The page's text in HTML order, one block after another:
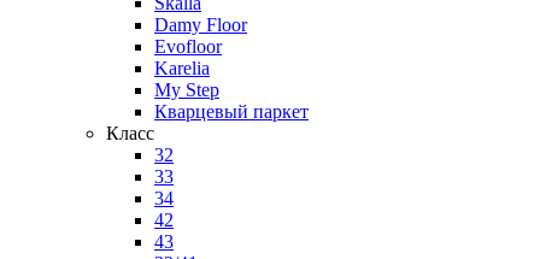
Damy Floor
Evofloor
Karelia
My Step
Кварцевый паркет
Класс
32
33
34
42
43